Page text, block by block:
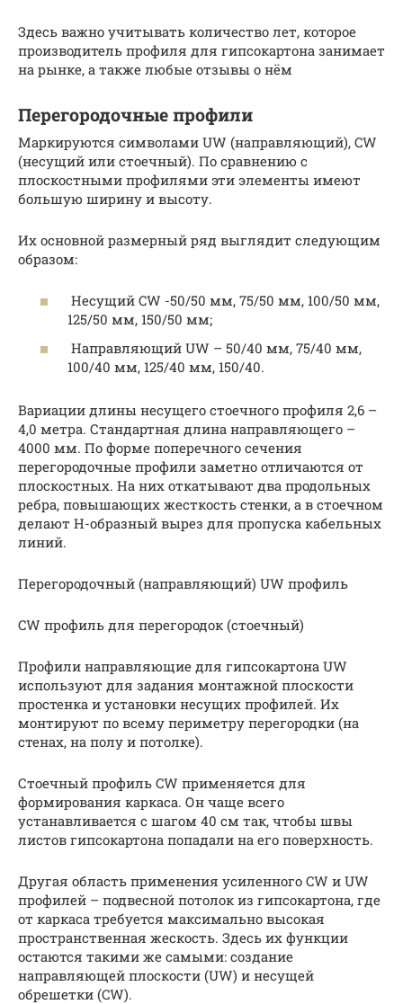
Здесь важно учитывать количество лет, которое
производитель профиля для гипсокартона занимает
на рынке, а также любые отзывы о нём
Перегородочные профили
Маркируются символами UW (направляющий), CW
(несущий или стоечный). По сравнению с
плоскостными профилями эти элементы имеют
большую ширину и высоту.
Их основной размерный ряд выглядит следующим
образом:
Несущий CW -50/50 мм, 75/50 мм, 100/50 мм,
125/50 мм, 150/50 мм;
Направляющий UW – 50/40 мм, 75/40 мм,
100/40 мм, 125/40 мм, 150/40.
Вариации длины несущего стоечного профиля 2,6 –
4,0 метра. Стандартная длина направляющего –
4000 мм. По форме поперечного сечения
перегородочные профили заметно отличаются от
плоскостных. На них откатывают два продольных
ребра, повышающих жесткость стенки, а в стоечном
делают H-образный вырез для пропуска кабельных
линий.
Перегородочный (направляющий) UW профиль
CW профиль для перегородок (стоечный)
Профили направляющие для гипсокартона UW
используют для задания монтажной плоскости
простенка и установки несущих профилей. Их
монтируют по всему периметру перегородки (на
стенах, на полу и потолке).
Стоечный профиль CW применяется для
формирования каркаса. Он чаще всего
устанавливается с шагом 40 см так, чтобы швы
листов гипсокартона попадали на его поверхность.
Другая область применения усиленного CW и UW
профилей – подвесной потолок из гипсокартона, где
от каркаса требуется максимально высокая
пространственная жескость. Здесь их функции
остаются такими же самыми: создание
направляющей плоскости (UW) и несущей
обрешетки (CW).